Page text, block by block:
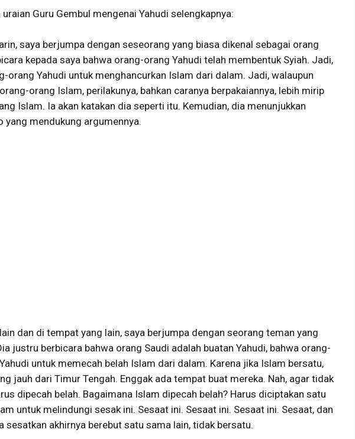
Guru Gembul mengenai Yahudi selengkapnya:
saya berjumpa dengan seseorang yang biasa dikenal sebagai orang
kepada saya bahwa orang-orang Yahudi telah membentuk Syiah. Jadi,
orang Yahudi untuk menghancurkan Islam dari dalam. Jadi, walaupun
orang Islam, perilakunya, bahkan caranya berpakaiannya, lebih mirip
Islam. Ia akan katakan dia seperti itu. Kemudian, dia menunjukkan
yang mendukung argumennya.
dan di tempat yang lain, saya berjumpa dengan seorang teman yang
justru berbicara bahwa orang Saudi adalah buatan Yahudi, bahwa orang-
untuk memecah belah Islam dari dalam. Karena jika Islam bersatu,
jauh dari Timur Tengah. Enggak ada tempat buat mereka. Nah, agar tidak
dipecah belah. Bagaimana Islam dipecah belah? Harus diciptakan satu
untuk melindungi sesak ini. Sesaat ini. Sesaat ini. Sesaat ini. Sesaat, dan
sesatkan akhirnya berebut satu sama lain, tidak bersatu.